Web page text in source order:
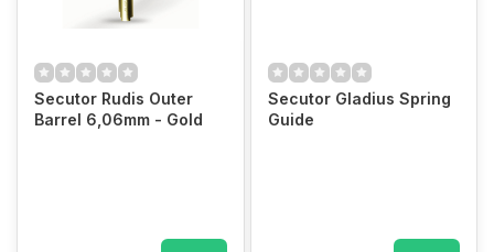
Secutor Rudis Outer
Barrel 6,06mm - Gold
Secutor Gladius Spring
Guide